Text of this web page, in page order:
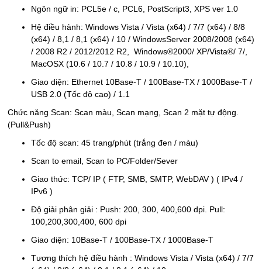
Ngôn ngữ in: PCL5e / c, PCL6, PostScript3, XPS ver 1.0
Hệ điều hành: Windows Vista / Vista (x64) / 7/7 (x64) / 8/8
(x64) / 8,1 / 8,1 (x64) / 10 / WindowsServer 2008/2008 (x64)
/ 2008 R2 / 2012/2012 R2, Windows®2000/ XP/Vista®/ 7/,
MacOSX (10.6 / 10.7 / 10.8 / 10.9 / 10.10),
Giao diện: Ethernet 10Base-T / 100Base-TX / 1000Base-T /
USB 2.0 (Tốc độ cao) / 1.1
Chức năng Scan: Scan màu, Scan mạng, Scan 2 mặt tự động.
(Pull&Push)
Tốc độ scan: 45 trang/phút (trắng đen / màu)
Scan to email, Scan to PC/Folder/Sever
Giao thức: TCP/ IP ( FTP, SMB, SMTP, WebDAV ) ( IPv4 /
IPv6 )
Độ giải phân giải : Push: 200, 300, 400,600 dpi. Pull:
100,200,300,400, 600 dpi
Giao diện: 10Base-T / 100Base-TX / 1000Base-T
Tương thích hệ điều hành : Windows Vista / Vista (x64) / 7/7